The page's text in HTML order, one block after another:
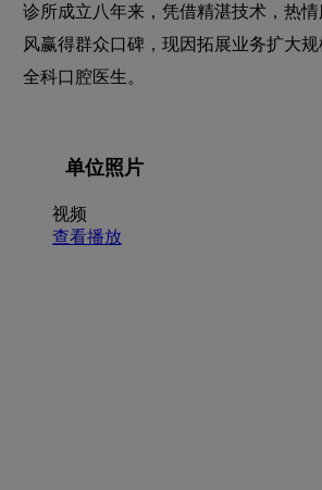
诊所成立八年来，凭借精湛技术，热
风赢得群众口碑，现因拓展业务扩大
全科口腔医生。
单位照片
视频
查看播放